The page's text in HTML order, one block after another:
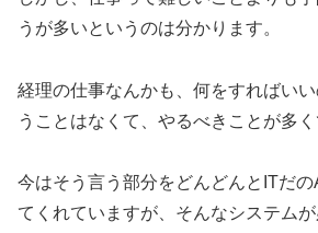
うが多いというのは分かります。
経理の仕事なんかも、何をすればい
うことはなくて、やるべきことが多く
今はそう言う部分をどんどんとITだ
てくれていますが、そんなシステム